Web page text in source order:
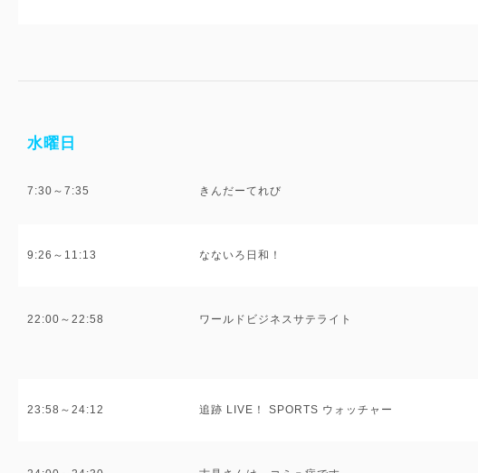
水曜日
7:30～7:35 きんだーてれび
9:26～11:13 なないろ日和！
22:00～22:58 ワールドビジネスサテライト
23:58～24:12 追跡 LIVE！ SPORTS ウォッチャー